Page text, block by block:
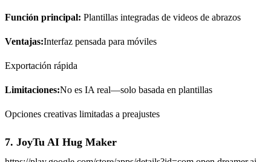
Función principal: Plantillas integradas de videos de abrazos
Ventajas:Interfaz pensada para móviles
Exportación rápida
Limitaciones:No es IA real—solo basada en plantillas
Opciones creativas limitadas a preajustes
7. JoyTu AI Hug Maker